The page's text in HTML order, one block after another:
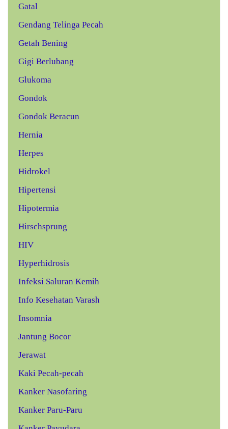
Gatal
Gendang Telinga Pecah
Getah Bening
Gigi Berlubang
Glukoma
Gondok
Gondok Beracun
Hernia
Herpes
Hidrokel
Hipertensi
Hipotermia
Hirschsprung
HIV
Hyperhidrosis
Infeksi Saluran Kemih
Info Kesehatan Varash
Insomnia
Jantung Bocor
Jerawat
Kaki Pecah-pecah
Kanker Nasofaring
Kanker Paru-Paru